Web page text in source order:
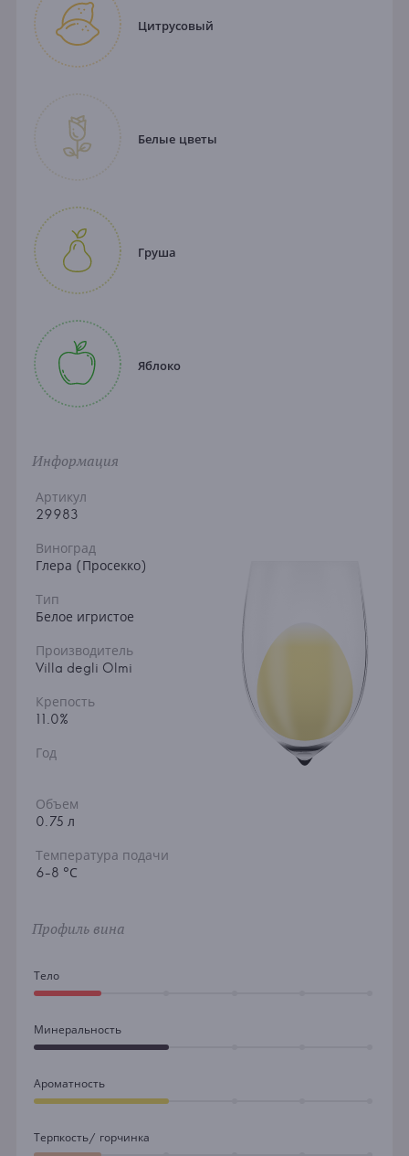
Цитрусовый
Белые цветы
Груша
Яблоко
Информация
Артикул
29983
Виноград
Глера (Просекко)
Тип
Белое игристое
Производитель
Villa degli Olmi
Крепость
11.0%
Год
Объем
0.75 л
Температура подачи
6-8 °С
Профиль вина
Тело
Минеральность
Ароматность
Терпкость/ горчинка